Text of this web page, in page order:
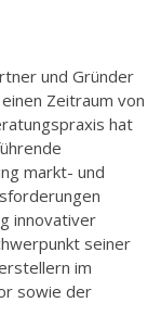
und Gründer
Zeitraum von
hat
markt- und
innovativer
seiner
im
sowie der